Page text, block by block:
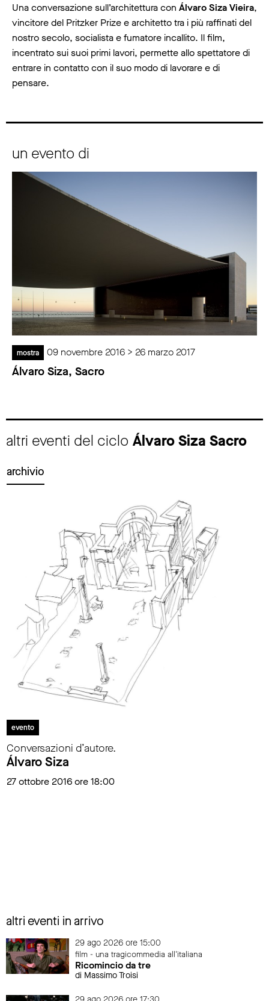
Una conversazione sull’architettura con Álvaro Siza Vieira,
vincitore del Pritzker Prize e architetto tra i più raffinati del
nostro secolo, socialista e fumatore incallito. Il film,
incentrato sui suoi primi lavori, permette allo spettatore di
entrare in contatto con il suo modo di lavorare e di
pensare.
un evento di
mostra 09 novembre 2016 > 26 marzo 2017
Álvaro Siza, Sacro
altri eventi del ciclo Álvaro Siza Sacro
archivio
evento
Conversazioni d’autore.
Álvaro Siza
27 ottobre 2016 ore 18:00
altri eventi in arrivo
29 ago 2026 ore 15:00
film - una tragicommedia all'italiana
Ricomincio da tre
di Massimo Troisi